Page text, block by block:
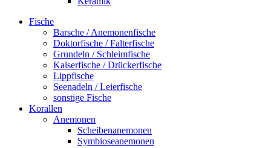
Fische
Barsche / Anemonenfische
Doktorfische / Falterfische
Grundeln / Schleimfische
Kaiserfische / Drückerfische
Lippfische
Seenadeln / Leierfische
sonstige Fische
Korallen
Anemonen
Scheibenanemonen
Symbioseanemonen